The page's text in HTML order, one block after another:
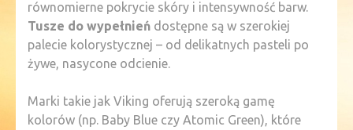
równomierne pokrycie skóry i intensywność barw.
Tusze do wypełnień dostępne są w szerokiej
palecie kolorystycznej – od delikatnych pasteli po
żywe, nasycone odcienie.
Marki takie jak Viking oferują szeroką gamę
kolorów (np. Baby Blue czy Atomic Green), które